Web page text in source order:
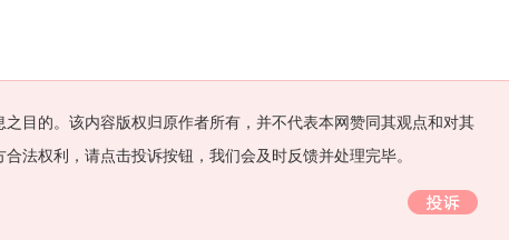
目的。该内容版权归原作者所有，并不代表本网赞同其观点和对其
法权利，请点击投诉按钮，我们会及时反馈并处理完毕。